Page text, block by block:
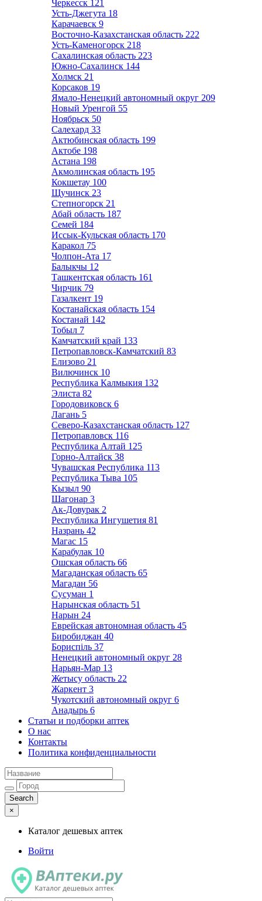
Черкесск 121
Усть-Джегута 18
Карачаевск 9
Восточно-Казахстанская область 222
Усть-Каменогорск 218
Сахалинская область 223
Южно-Сахалинск 144
Холмск 21
Корсаков 19
Ямало-Ненецкий автономный округ 209
Новый Уренгой 55
Ноябрьск 50
Салехард 33
Актюбинская область 199
Актобе 198
Астана 198
Акмолинская область 195
Кокшетау 100
Щучинск 23
Степногорск 21
Абай область 187
Семей 184
Иссык-Кульская область 170
Каракол 75
Чолпон-Ата 17
Балыкчы 12
Ташкентская область 161
Чирчик 79
Газалкент 19
Костанайская область 154
Костанай 142
Тобыл 7
Камчатский край 133
Петропавловск-Камчатский 83
Елизово 21
Вилючинск 10
Республика Калмыкия 132
Элиста 82
Городовиковск 6
Лагань 5
Северо-Казахстанская область 127
Петропавловск 116
Республика Алтай 125
Горно-Алтайск 38
Чувашская Республика 113
Республика Тыва 105
Кызыл 90
Шагонар 3
Ак-Довурак 2
Республика Ингушетия 81
Назрань 42
Магас 15
Карабулак 10
Ошская область 66
Магаданская область 65
Магадан 56
Сусуман 1
Нарынская область 51
Нарын 24
Еврейская автономная область 45
Биробиджан 40
Бориспіль 37
Ненецкий автономный округ 28
Нарьян-Мар 13
Жетысу область 22
Жаркент 3
Чукотский автономный округ 6
Анадырь 6
Статьи и подборки аптек
О нас
Контакты
Политика конфиденциальности
×
Каталог дешевых аптек
Войти